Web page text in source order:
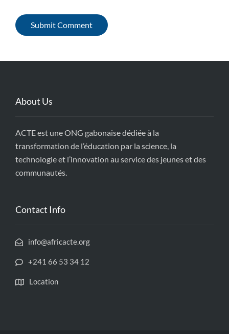
About Us
ACTE est une ONG gabonaise dédiée à la
transformation de l’éducation par la science, la
technologie et l’innovation au service des jeunes et des
communautés.
Contact Info
info@africacte.org
+241 66 53 34 12
Location